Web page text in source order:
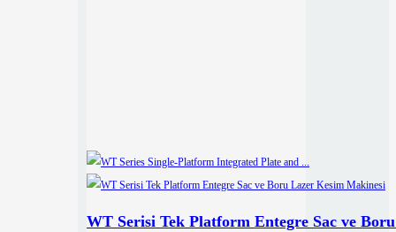
WT Serisi Tek Platform Entegre Sac ve